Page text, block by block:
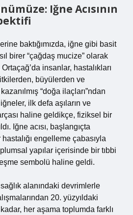
Iğne Acısının
baktığımızda, iğne gibi basit
birer “çağdaş mucize” olarak
Ortaçağ’da insanlar, hastalıkları
büyülerden ve
“doğa ilaçları”ndan
ilk defa aşıların ve
haline geldikçe, fiziksel bir
Iğne acısı, başlangıçta
engelleme çabasıyla
yapılar içerisinde bir tıbbi
sembolü haline geldi.
sağlık alanındaki devrimlerle
20. yüzyıldaki
her aşama toplumda farklı